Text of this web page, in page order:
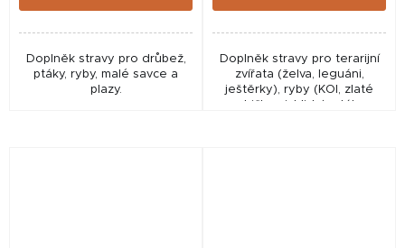
Doplněk stravy pro drůbež,
ptáky, ryby, malé savce a
plazy.
Doplněk stravy pro terarijní
zvířata (želva, leguáni,
ještěrky), ryby (KOI, zlaté
rybičky, cichlidy), ptáky,